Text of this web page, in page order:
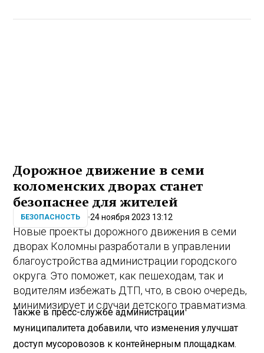
Дорожное движение в семи
коломенских дворах станет
безопаснее для жителей
БЕЗОПАСНОСТЬ 24 ноября 2023 13:12
Новые проекты дорожного движения в семи
дворах Коломны разработали в управлении
благоустройства администрации городского
округа. Это поможет, как пешеходам, так и
водителям избежать ДТП, что, в свою очередь,
минимизирует и случаи детского травматизма.
Также в пресс-службе администрации
муниципалитета добавили, что изменения улучшат
доступ мусоровозов к контейнерным площадкам.